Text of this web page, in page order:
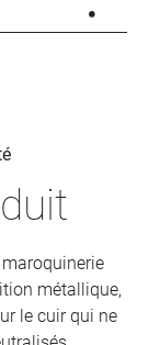
métallique,
le cuir qui ne